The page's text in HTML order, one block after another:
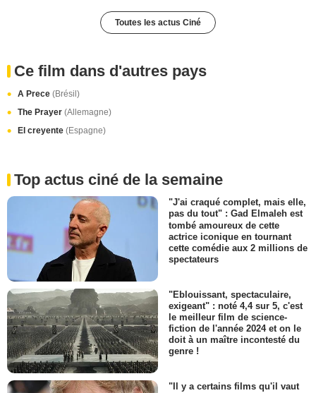
Toutes les actus Ciné
Ce film dans d'autres pays
A Prece (Brésil)
The Prayer (Allemagne)
El creyente (Espagne)
Top actus ciné de la semaine
"J'ai craqué complet, mais elle,
pas du tout" : Gad Elmaleh est
tombé amoureux de cette
actrice iconique en tournant
cette comédie aux 2 millions de
spectateurs
"Eblouissant, spectaculaire,
exigeant" : noté 4,4 sur 5, c'est
le meilleur film de science-
fiction de l'année 2024 et on le
doit à un maître incontesté du
genre !
"Il y a certains films qu'il vaut